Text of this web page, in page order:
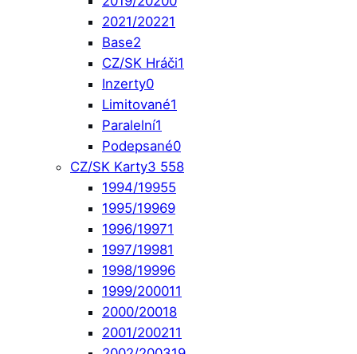
2021/20221
Base2
CZ/SK Hráči1
Inzerty0
Limitované1
Paralelní1
Podepsané0
CZ/SK Karty3 558
1994/19955
1995/19969
1996/19971
1997/19981
1998/19996
1999/200011
2000/20018
2001/200211